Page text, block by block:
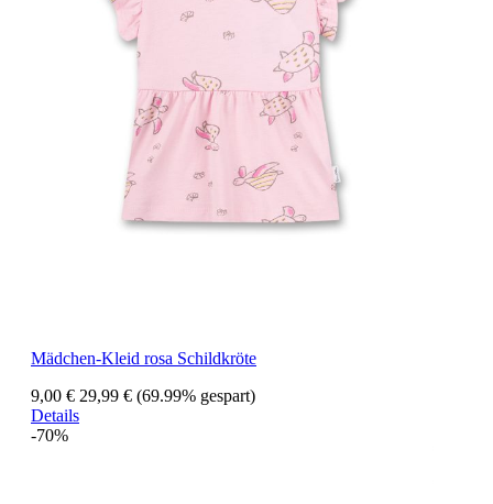
Mädchen-Kleid rosa Schildkröte
9,00 € 29,99 € (69.99% gespart)
Details
-70%